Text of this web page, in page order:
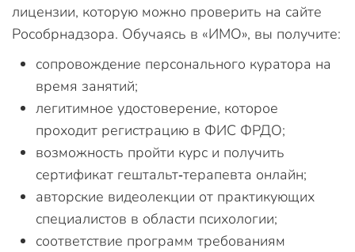
лицензии, которую можно проверить на сайте
Рособрнадзора. Обучаясь в «ИМО», вы получите:
сопровождение персонального куратора на
время занятий;
легитимное удостоверение, которое
проходит регистрацию в ФИС ФРДО;
возможность пройти курс и получить
сертификат гештальт‑терапевта онлайн;
авторские видеолекции от практикующих
специалистов в области психологии;
соответствие программ требованиям